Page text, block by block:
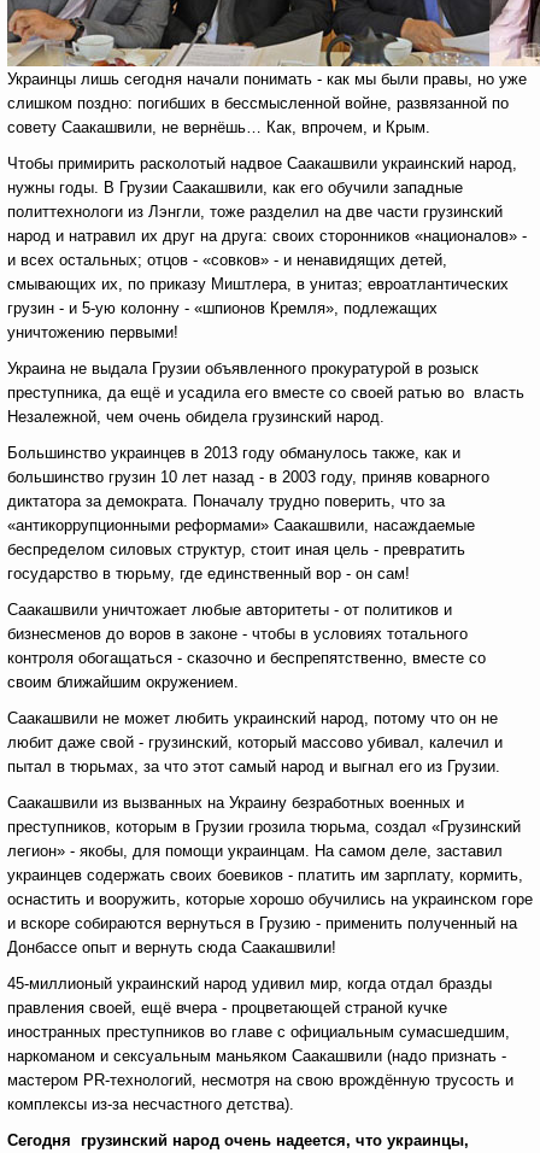
Украинцы лишь сегодня начали понимать - как мы были правы, но уже
слишком поздно: погибших в бессмысленной войне, развязанной по
совету Саакашвили, не вернёшь… Как, впрочем, и Крым.
Чтобы примирить расколотый надвое Саакашвили украинский народ,
нужны годы. В Грузии Саакашвили, как его обучили западные
политтехнологи из Лэнгли, тоже разделил на две части грузинский
народ и натравил их друг на друга: своих сторонников «националов» -
и всех остальных; отцов - «совков» - и ненавидящих детей,
смывающих их, по приказу Миштлера, в унитаз; евроатлантических
грузин - и 5-ую колонну - «шпионов Кремля», подлежащих
уничтожению первыми!
Украина не выдала Грузии объявленного прокуратурой в розыск
преступника, да ещё и усадила его вместе со своей ратью во власть
Незалежной, чем очень обидела грузинский народ.
Большинство украинцев в 2013 году обманулось также, как и
большинство грузин 10 лет назад - в 2003 году, приняв коварного
диктатора за демократа. Поначалу трудно поверить, что за
«антикоррупционными реформами» Саакашвили, насаждаемые
беспределом силовых структур, стоит иная цель - превратить
государство в тюрьму, где единственный вор - он сам!
Саакашвили уничтожает любые авторитеты - от политиков и
бизнесменов до воров в законе - чтобы в условиях тотального
контроля обогащаться - сказочно и беспрепятственно, вместе со
своим ближайшим окружением.
Саакашвили не может любить украинский народ, потому что он не
любит даже свой - грузинский, который массово убивал, калечил и
пытал в тюрьмах, за что этот самый народ и выгнал его из Грузии.
Саакашвили из вызванных на Украину безработных военных и
преступников, которым в Грузии грозила тюрьма, создал «Грузинский
легион» - якобы, для помощи украинцам. На самом деле, заставил
украинцев содержать своих боевиков - платить им зарплату, кормить,
оснастить и вооружить, которые хорошо обучились на украинском горе
и вскоре собираются вернуться в Грузию - применить полученный на
Донбассе опыт и вернуть сюда Саакашвили!
45-миллионый украинский народ удивил мир, когда отдал бразды
правления своей, ещё вчера - процветающей страной кучке
иностранных преступников во главе с официальным сумасшедшим,
наркоманом и сексуальным маньяком Саакашвили (надо признать -
мастером PR-технологий, несмотря на свою врождённую трусость и
комплексы из-за несчастного детства).
Сегодня грузинский народ очень надеется, что украинцы,